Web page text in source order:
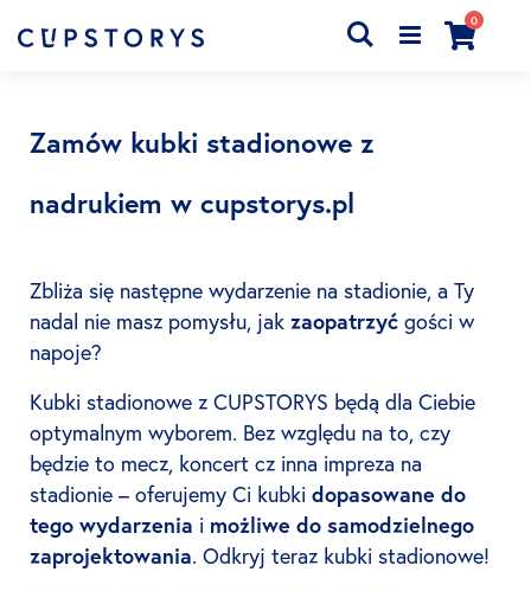
Cart
0produkty
Search
Zamów kubki stadionowe z
nadrukiem w cupstorys.pl
Zbliża się następne wydarzenie na stadionie, a Ty
nadal nie masz pomysłu, jak zaopatrzyć gości w
napoje?
Kubki stadionowe z CUPSTORYS będą dla Ciebie
optymalnym wyborem. Bez względu na to, czy
będzie to mecz, koncert cz inna impreza na
stadionie – oferujemy Ci kubki dopasowane do
tego wydarzenia i możliwe do samodzielnego
zaprojektowania. Odkryj teraz kubki stadionowe!